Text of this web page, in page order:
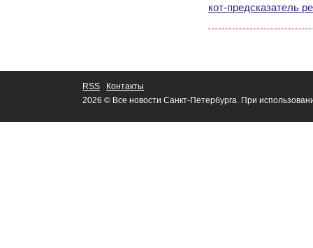
кот-предсказатель
RSS
Контакты
2026 © Все новости Санкт-Петербурга. При